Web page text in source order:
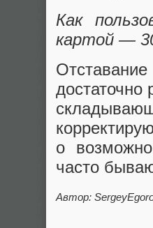
Как
картой —
достаточно
о
часто
Автор: